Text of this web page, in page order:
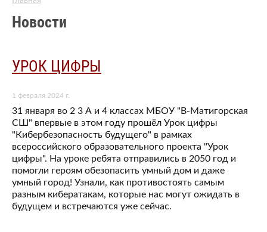
Новости
УРОК ЦИФРЫ
1 февраля 2024 г.
31 января во 2 3 А и 4 классах МБОУ "В-Матигорская
СШ" впервые в этом году прошёл Урок цифры
"Кибербезопасность будущего" в рамках
всероссийского образовательного проекта "Урок
цифры". На уроке ребята отправились в 2050 год и
помогли героям обезопасить умный дом и даже
умный город! Узнали, как противостоять самым
разным кибератакам, которые нас могут ожидать в
будущем и встречаются уже сейчас.